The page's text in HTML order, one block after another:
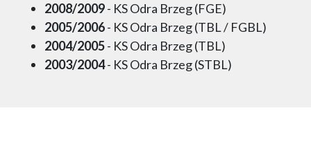
2008/2009- KS Odra Brzeg (FGE)
2005/2006- KS Odra Brzeg (TBL / FGBL)
2004/2005- KS Odra Brzeg (TBL)
2003/2004- KS Odra Brzeg (STBL)